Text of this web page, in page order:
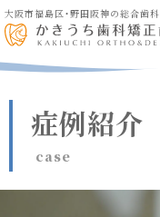
大阪市福島区・野田阪神の総合歯科
症例紹介
case